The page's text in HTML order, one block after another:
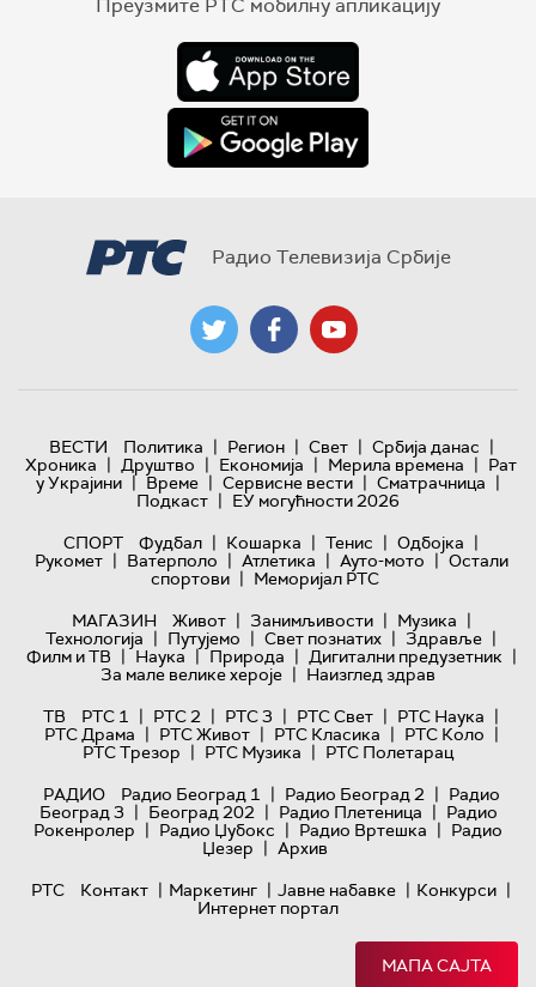
Преузмите РТС мобилну апликацију
Радио Телевизија Србије
ВЕСТИ Политика | Регион | Свет | Србија данас |
Хроника | Друштво | Економија | Мерила времена | Рат
у Украјини | Време | Сервисне вести | Сматрачница |
Подкаст | ЕУ могућности 2026
СПОРТ
Фудбал | Кошарка | Тенис | Одбојка |
Рукомет | Ватерполо | Атлетика | Ауто-мото | Остали
спортови | Меморијал РТС
МАГАЗИН
Живот | Занимљивости | Музика |
Технологијa | Путујемо | Свет познатих | Здравље |
Филм и ТВ | Наука | Природа | Дигитални предузетник |
За мале велике хероје | Наизглед здрав
ТВ
РТС 1 | РТС 2 | РТС 3 | РТС Свет | РТС Наука |
РТС Драма | РТС Живот | РТС Класика | РТС Коло |
РТС Трезор | РТС Музика | РТС Полетарац
РАДИО
Радио Београд 1 | Радио Београд 2 | Радио
Београд 3 | Београд 202 | Радио Плетеница | Радио
Рокенролер | Радио Џубокс | Радио Вртешка | Радио
Џезер | Архив
РТС
Контакт | Маркетинг | Јавне набавке | Конкурси |
Интернет портал
МАПА САЈТА